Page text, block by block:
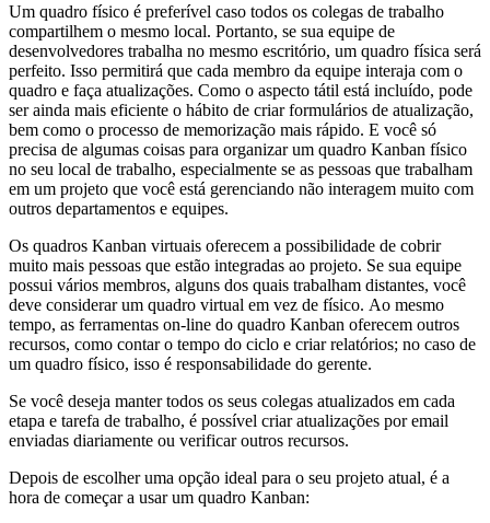
Um quadro físico é preferível caso todos os colegas de trabalho
compartilhem o mesmo local. Portanto, se sua equipe de
desenvolvedores trabalha no mesmo escritório, um quadro física será
perfeito. Isso permitirá que cada membro da equipe interaja com o
quadro e faça atualizações. Como o aspecto tátil está incluído, pode
ser ainda mais eficiente o hábito de criar formulários de atualização,
bem como o processo de memorização mais rápido. E você só
precisa de algumas coisas para organizar um quadro Kanban físico
no seu local de trabalho, especialmente se as pessoas que trabalham
em um projeto que você está gerenciando não interagem muito com
outros departamentos e equipes.
Os quadros Kanban virtuais oferecem a possibilidade de cobrir
muito mais pessoas que estão integradas ao projeto. Se sua equipe
possui vários membros, alguns dos quais trabalham distantes, você
deve considerar um quadro virtual em vez de físico. Ao mesmo
tempo, as ferramentas on-line do quadro Kanban oferecem outros
recursos, como contar o tempo do ciclo e criar relatórios; no caso de
um quadro físico, isso é responsabilidade do gerente.
Se você deseja manter todos os seus colegas atualizados em cada
etapa e tarefa de trabalho, é possível criar atualizações por email
enviadas diariamente ou verificar outros recursos.
Depois de escolher uma opção ideal para o seu projeto atual, é a
hora de começar a usar um quadro Kanban: